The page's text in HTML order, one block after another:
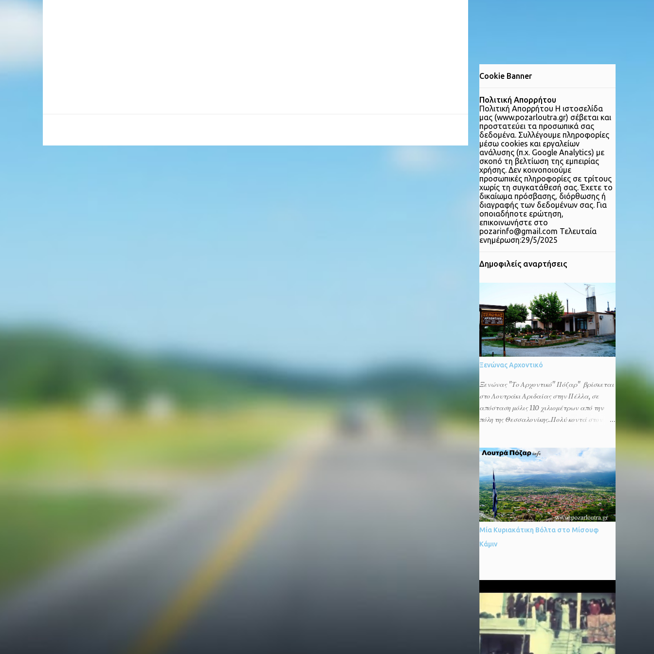
Cookie Banner
Πολιτική Απορρήτου
Πολιτική Απορρήτου Η ιστοσελίδα
μας (www.pozarloutra.gr) σέβεται και
προστατεύει τα προσωπικά σας
δεδομένα. Συλλέγουμε πληροφορίες
μέσω cookies και εργαλείων
ανάλυσης (π.χ. Google Analytics) με
σκοπό τη βελτίωση της εμπειρίας
χρήσης. Δεν κοινοποιούμε
προσωπικές πληροφορίες σε τρίτους
χωρίς τη συγκατάθεσή σας. Έχετε το
δικαίωμα πρόσβασης, διόρθωσης ή
διαγραφής των δεδομένων σας. Για
οποιαδήποτε ερώτηση,
επικοινωνήστε στο
pozarinfo@gmail.com Τελευταία
ενημέρωση:29/5/2025
Δημοφιλείς αναρτήσεις
Ξενώνας Αρχοντικό
Ξενώνας "Το Αρχοντικό'' Πόζαρ" βρίσκεται
στο Λουτράκι Αριδαίας στην Πέλλα, σε
απόσταση μόλις 110 χιλιομέτρων από την
πόλη της Θεσσαλονίκης..Πολύ κοντά στον
ξενώνας μας θα βρείτε ιαματικές πηγές
αναζωογόνησης και ανακούφισης του
σωματικού άλγους. Το νερό στην
θερμοκρασία του σώματος 37°C και
χαρακτηρίζεται σωτήριο από πολλούς καθώς
θεραπεύει πολλές ασθένειες και είναι
κατάλληλο για λουτροθεραπεία και
ποσιμοθεραπεία. Λειτουργεί όλες τις εποχές
του χρόνου, έτοιμο να προσφέρει τις υψηλές
υπηρεσίες σε όλους τους επισκέπτες. Το
το καλοκαίρι απολαύστε την υπέροχη
δροσιά της περιοχής. Τα δωμάτια του
ξενοδοχείου είναι πλήρως εξοπλισμένα για
να σας προσφέρουν μία άνετη διαμονή. Η
προσεγμένη διακόσμηση και η αισθητική του
χώρου θα σας ταξιδέψουν. Χαλαρώστε τις
Μία Κυριακάτικη Βόλτα στο Μίσουφ
Κάμιν